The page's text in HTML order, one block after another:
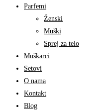
Parfemi
Ženski
Muški
Sprej za telo
Muškarci
Setovi
O nama
Kontakt
Blog